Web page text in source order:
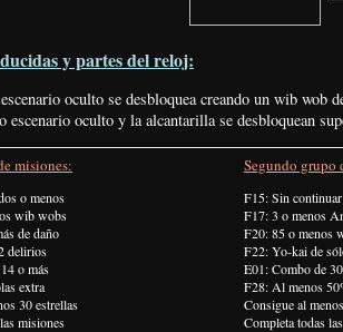
y partes del reloj:
oculto se desbloquea creando un wib wob
escenario oculto y la alcantarilla se desbloquean
misiones:
o menos
wib wobs
de daño
delirios
o más
extra
30 estrellas
misiones
Segundo grupo
F15: Sin continuar
F17: 3 o menos
F20: 85 o menos
F22: Yo-kai de
E01: Combo de
F28: Al menos
Consigue al
Completa todas